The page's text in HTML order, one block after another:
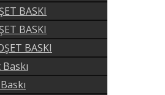
BASKI
BASKI
BASKI